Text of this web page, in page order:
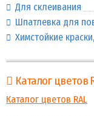
Для склеивания
Шпатлевка для
Химстойкие
Каталог цветов
Каталог цветов RAL